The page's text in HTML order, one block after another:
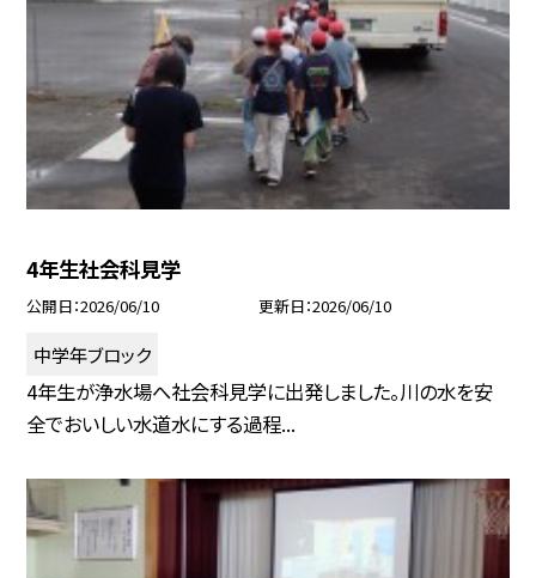
4年生社会科見学
公開日 2026/06/10 更新日 2026/06/10
中学年ブロック
4年生が浄水場へ社会科見学に出発しました。川の水を安
全でおいしい水道水にする過程...